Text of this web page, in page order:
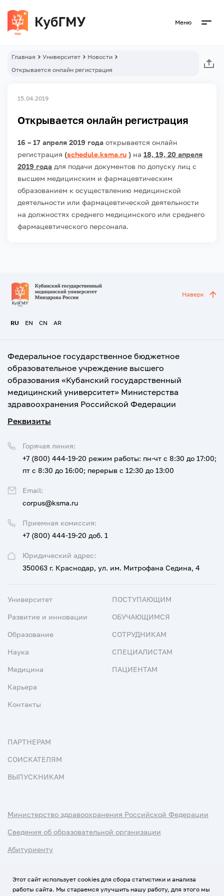
Меню
Главная Университет
Новости
Открывается онлайн регистрация
15.04.2019
Открывается онлайн регистрация
16 – 17 апреля 2019 года открывается онлайн
регистрация (schedule.ksma.ru ) на 18, 19, 20 апреля
2019 года для подачи документов по допуску лиц с
высшем медицинским и фармацевтическим
образованием к осуществлению медицинской
деятельности или фармацевтической деятельности
на должностях среднего медицинского или среднего
фармацевтического персонала.
RU EN CN AR
Наверх
Федеральное государственное бюджетное
образовательное учреждение высшего
образования «Кубанский государственный
медицинский университет» Министерства
здравоохранения Российской Федерации
Реквизиты
Юридический адрес:
350063 г. Краснодар, ул. им. Митрофана Седина, 4
Приемная комиссия:
+7 (800) 444-19-20 доб. 1
Горячая линия:
+7 (800) 444-19-20 режим работы: пн-чт с 8:30 до 17:00;
пт с 8:30 до 16:00; перерыв с 12:30 до 13:00
Email:
corpus@ksma.ru
Университет
Развитие и инновации
Образование
Наука
Медицина
Карьера
Контакты
ПОСТУПАЮЩИМ
ОБУЧАЮЩИМСЯ
СОТРУДНИКАМ
СПЕЦИАЛИСТАМ
ПАЦИЕНТАМ
ПАРТНЕРАМ
СОИСКАТЕЛЯМ
ВЫПУСКНИКАМ
Министерство здравоохранения Российской Федерации
Сведения об образовательной организации
Абитуриенту
Этот сайт использует cookies для сбора статистики и анализа
работы сайта. Мы стараемся улучшить нашу работу, для этого мы